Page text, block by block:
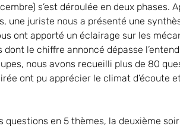
s’est déroulée en deux phases.
une juriste nous a présenté une
ont apporté un éclairage sur les
le chiffre annoncé dépasse
nous avons recueilli plus de 80
ont pu apprécier le climat d’écoute
questions en 5 thèmes, la deuxième